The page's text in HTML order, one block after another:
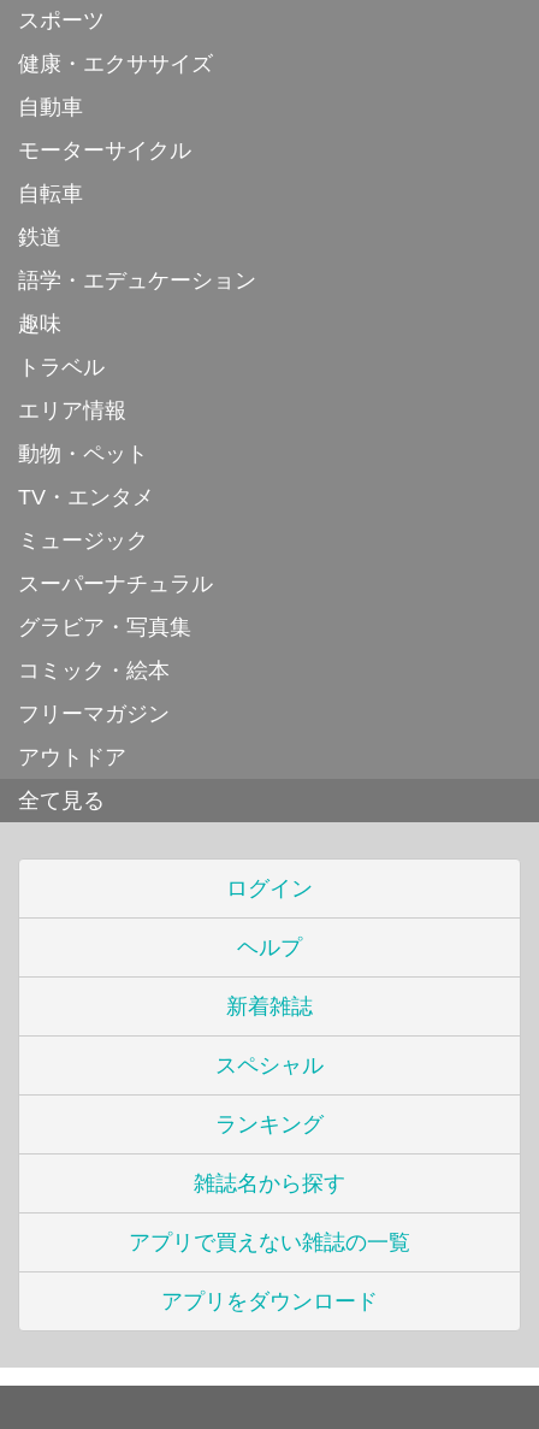
スポーツ
健康・エクササイズ
自動車
モーターサイクル
自転車
鉄道
語学・エデュケーション
趣味
トラベル
エリア情報
動物・ペット
TV・エンタメ
ミュージック
スーパーナチュラル
グラビア・写真集
コミック・絵本
フリーマガジン
アウトドア
全て見る
ログイン
ヘルプ
新着雑誌
スペシャル
ランキング
雑誌名から探す
アプリで買えない雑誌の一覧
アプリをダウンロード